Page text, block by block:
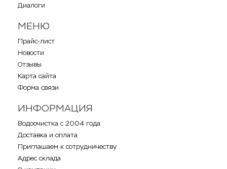
Диалоги
МЕНЮ
Прайс-лист
Новости
Отзывы
Карта сайта
Форма связи
ИНФОРМАЦИЯ
Водоочистка с 2004 года
Доставка и оплата
Приглашаем к сотрудничеству
Адрес склада